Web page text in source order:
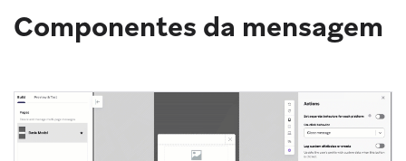
Componentes da mensagem